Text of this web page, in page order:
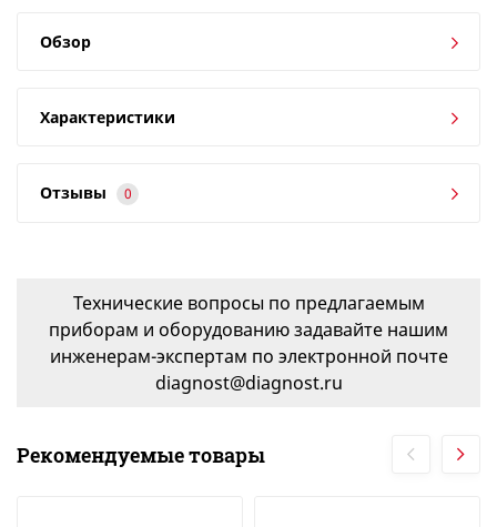
Обзор
Характеристики
Отзывы 0
Технические вопросы по предлагаемым
приборам и оборудованию задавайте нашим
инженерам-экспертам по электронной почте
diagnost@diagnost.ru
Рекомендуемые товары